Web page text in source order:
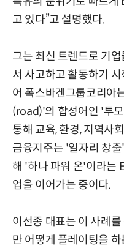
고 있다”고 설명했다.
그는 최신 트렌드로 기업
서 사고하고 활동하기
어 폭스바겐그룹코리
(road)'의 합성어인 '투
통해 교육, 환경, 지역사
금융지주는 '일자리 창
해 '하나 파워 온'이라는
업을 이어가는 중이다.
이선종 대표는 이 사례
만 어떻게 플레이팅을